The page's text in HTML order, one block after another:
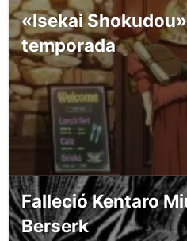
«Isekai
temporada
Falleció Kentaro
Berserk